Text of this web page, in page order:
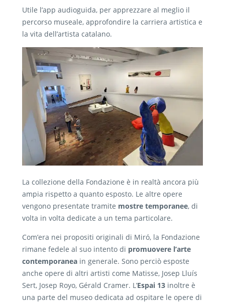
Utile l’app audioguida, per apprezzare al meglio il
percorso museale, approfondire la carriera artistica e
la vita dell’artista catalano.
La collezione della Fondazione è in realtà ancora più
ampia rispetto a quanto esposto. Le altre opere
vengono presentate tramite mostre temporanee, di
volta in volta dedicate a un tema particolare.
Com’era nei propositi originali di Miró, la Fondazione
rimane fedele al suo intento di promuovere l’arte
contemporanea in generale. Sono perciò esposte
anche opere di altri artisti come Matisse, Josep Lluís
Sert, Josep Royo, Gérald Cramer. L’Espai 13 inoltre è
una parte del museo dedicata ad ospitare le opere di